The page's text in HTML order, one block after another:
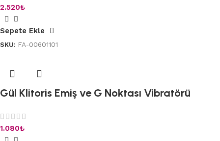
2.520₺
Sepete Ekle
SKU: FA-00601101
Gül Klitoris Emiş ve G Noktası Vibratörü
1.080₺